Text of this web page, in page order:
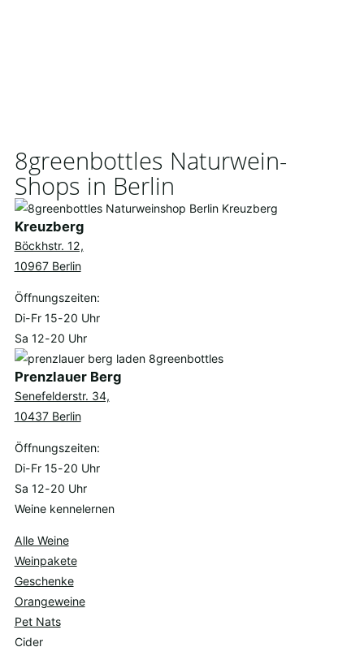
8greenbottles Naturwein-
Shops in Berlin
Kreuzberg
Böckhstr. 12,
10967 Berlin
Öffnungszeiten:
Di-Fr 15-20 Uhr
Sa 12-20 Uhr
Prenzlauer Berg
Senefelderstr. 34,
10437 Berlin
Öffnungszeiten:
Di-Fr 15-20 Uhr
Sa 12-20 Uhr
Weine kennelernen
Alle Weine
Weinpakete
Geschenke
Orangeweine
Pet Nats
Cider